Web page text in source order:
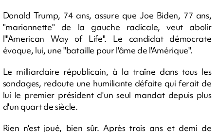
Donald Trump, 74 ans, assure que Joe Biden, 77 ans,
"marionnette" de la gauche radicale, veut abolir
l'"American Way of Life". Le candidat démocrate
évoque, lui, une "bataille pour l'âme de l'Amérique".
Le milliardaire républicain, à la traîne dans tous les
sondages, redoute une humiliante défaite qui ferait de
lui le premier président d'un seul mandat depuis plus
d'un quart de siècle.
Rien n'est joué, bien sûr. Après trois ans et demi de